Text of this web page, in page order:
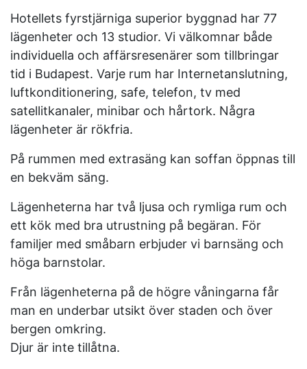
Hotellets fyrstjärniga superior byggnad har 77
lägenheter och 13 studior. Vi välkomnar både
individuella och affärsresenärer som tillbringar
tid i Budapest. Varje rum har Internetanslutning,
luftkonditionering, safe, telefon, tv med
satellitkanaler, minibar och hårtork. Några
lägenheter är rökfria.
På rummen med extrasäng kan soffan öppnas till
en bekväm säng.
Lägenheterna har två ljusa och rymliga rum och
ett kök med bra utrustning på begäran. För
familjer med småbarn erbjuder vi barnsäng och
höga barnstolar.
Från lägenheterna på de högre våningarna får
man en underbar utsikt över staden och över
bergen omkring.
Djur är inte tillåtna.